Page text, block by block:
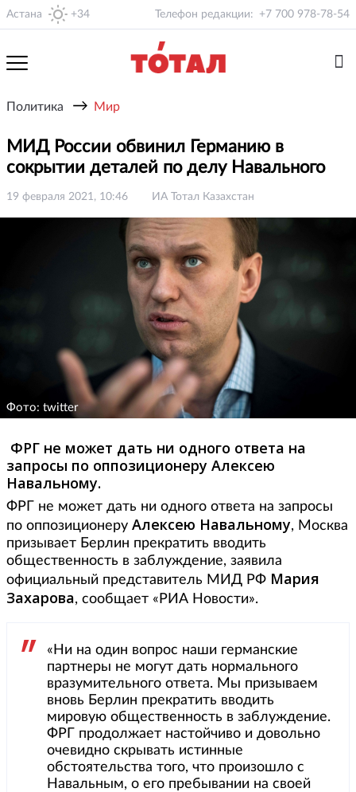
Астана +34 Телефон редакции: +7 700 978-78-54
Политика → Мир
МИД России обвинил Германию в
сокрытии деталей по делу Навального
19 февраля 2021, 10:46 ИА Тотал Казахстан
Фото: twitter
ФРГ не может дать ни одного ответа на
запросы по оппозиционеру Алексею
Навальному.
ФРГ не может дать ни одного ответа на запросы
по оппозиционеру Алексею Навальному, Москва
призывает Берлин прекратить вводить
общественность в заблуждение, заявила
официальный представитель МИД РФ Мария
Захарова, сообщает «РИА Новости».
«Ни на один вопрос наши германские
партнеры не могут дать нормального
вразумительного ответа. Мы призываем
вновь Берлин прекратить вводить
мировую общественность в заблуждение.
ФРГ продолжает настойчиво и довольно
очевидно скрывать истинные
обстоятельства того, что произошло с
Навальным, о его пребывании на своей